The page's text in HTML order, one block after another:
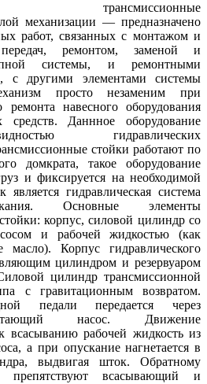
трансмиссионные
механизации — предназначено
работ, связанных с монтажом и
ремонтом, заменой и
системы, и ремонтными
с другими элементами системы
просто незаменим при
ремонта навесного оборудования
средств. Даннное оборудование
гидравлических
стойки работают по
домкрата, такое оборудование
и фиксируется на необходимой
гидравлическая система
Основные элементы
корпус, силовой цилиндр со
и рабочей жидкостью (как
масло). Корпус гидравлического
цилиндром и резервуаром
цилиндр трансмиссионной
с гравитационным возвратом.
педали передается через
насос. Движение
всасыванию рабочей жидкость из
а при опускание нагнетается в
выдвигая шток. Обратному
препятствуют всасывающий и